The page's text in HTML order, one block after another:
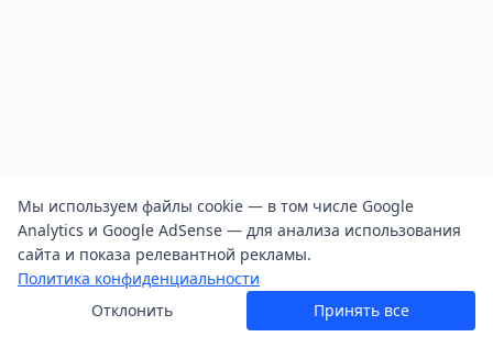
Мы используем файлы cookie — в том числе Google
Analytics и Google AdSense — для анализа использования
сайта и показа релевантной рекламы.
Политика конфиденциальности
Отклонить
Принять все